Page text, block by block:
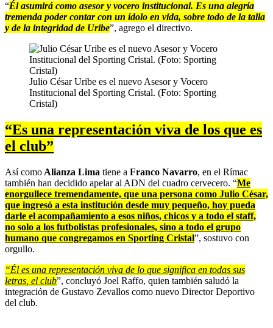
“Él asumirá como asesor y vocero institucional. Es una alegría
tremenda poder contar con un ídolo en vida, sobre todo de la talla
y de la integridad de Uribe”, agrego el directivo.
Julio César Uribe es el nuevo Asesor y Vocero
Institucional del Sporting Cristal. (Foto: Sporting
Cristal)
“Es una representación viva de los que es
el club”
Así como Alianza Lima tiene a Franco Navarro, en el Rímac
también han decidido apelar al ADN del cuadro cervecero. “Me
enorgullece tremendamente, que una persona como Julio César,
que ingresó a esta institución desde muy pequeño, hoy pueda
darle el acompañamiento a esos niños, chicos y a todo el staff,
no solo a los futbolistas profesionales, sino a todo el grupo
humano que congregamos en Sporting Cristal”, sostuvo con
orgullo.
“Él es una representación viva de lo que significa en todas sus
letras, el club”, concluyó Joel Raffo, quien también saludó la
integración de Gustavo Zevallos como nuevo Director Deportivo
del club.